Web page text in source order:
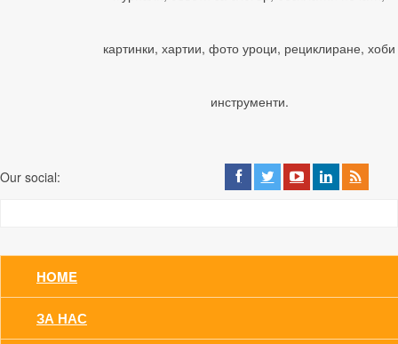
картинки, хартии, фото уроци, рециклиране, хоби
инструменти.
Our social:
HOME
ЗА НАС